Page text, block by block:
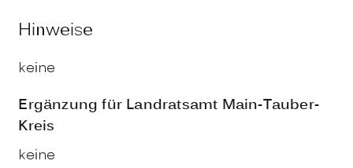
Hinweise
keine
Ergänzung für Landratsamt Main-Tauber-
Kreis
keine